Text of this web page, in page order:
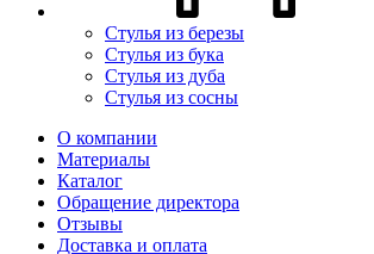
Стулья из березы
Стулья из бука
Стулья из дуба
Стулья из сосны
О компании
Материалы
Каталог
Обращение директора
Отзывы
Доставка и оплата